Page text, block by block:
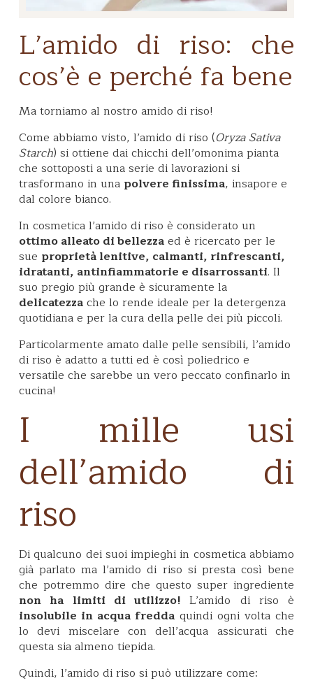
L’amido di riso: che
cos’è e perché fa bene
Ma torniamo al nostro amido di riso!
Come abbiamo visto, l’amido di riso (Oryza Sativa
Starch) si ottiene dai chicchi dell’omonima pianta
che sottoposti a una serie di lavorazioni si
trasformano in una polvere finissima, insapore e
dal colore bianco.
In cosmetica l’amido di riso è considerato un
ottimo alleato di bellezzaed è ricercato per le
sue proprietà lenitive, calmanti, rinfrescanti,
idratanti, antinfiammatorie e disarrossanti. Il
suo pregio più grande è sicuramente la
delicatezzache lo rende ideale per la detergenza
quotidiana e per la cura della pelle dei più piccoli.
Particolarmente amato dalle pelle sensibili, l’amido
di riso è adatto a tutti ed è così poliedrico e
versatile che sarebbe un vero peccato confinarlo in
cucina!
I mille usi
dell’amido di
riso
Di qualcuno dei suoi impieghi in cosmetica abbiamo
già parlato ma l’amido di riso si presta così bene
che potremmo dire che questo super ingrediente
non ha limiti di utilizzo!L’amido di riso è
insolubile in acqua fredda quindi ogni volta che
lo devi miscelare con dell’acqua assicurati che
questa sia almeno tiepida.
Quindi, l’amido di riso si può utilizzare come: